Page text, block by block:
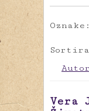
Autor
Vera